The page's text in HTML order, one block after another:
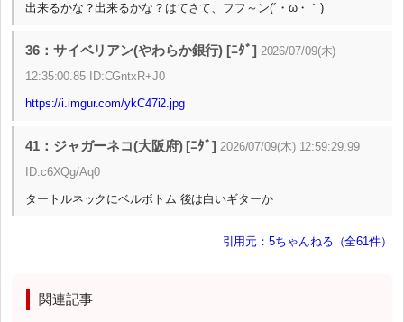
出来るかな？出来るかな？はてさて、フフ～ン(´・ω・｀)
36：サイベリアン(やわらか銀行) [ﾆﾀﾞ] 2026/07/09(木)
12:35:00.85 ID:CGntxR+J0
https://i.imgur.com/ykC47i2.jpg
41：ジャガーネコ(大阪府) [ﾆﾀﾞ] 2026/07/09(木) 12:59:29.99
ID:c6XQg/Aq0
タートルネックにベルボトム 後は白いギターか
引用元：5ちゃんねる（全61件）
関連記事